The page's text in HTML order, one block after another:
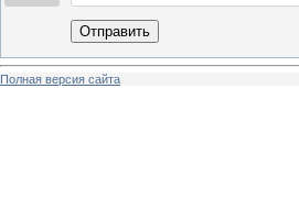
Отправить
Полная версия сайта